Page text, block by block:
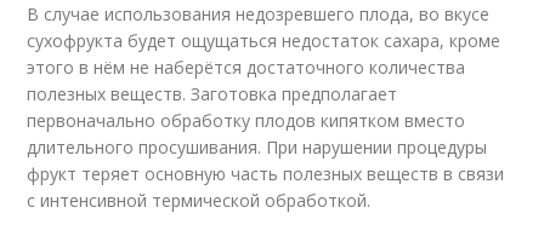
В случае использования недозревшего плода, во вкусе
сухофрукта будет ощущаться недостаток сахара, кроме
этого в нём не наберётся достаточного количества
полезных веществ. Заготовка предполагает
первоначально обработку плодов кипятком вместо
длительного просушивания. При нарушении процедуры
фрукт теряет основную часть полезных веществ в связи
с интенсивной термической обработкой.